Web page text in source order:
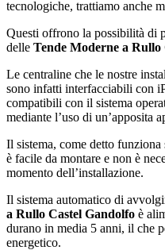
tecnologiche, trattiamo anche
Questi offrono la possibilità di
delle Tende Moderne a Rullo
Le centraline che le nostre
sono infatti interfacciabili con
compatibili con il sistema
mediante l’uso di un’apposita
Il sistema, come detto
è facile da montare e non è
momento dell’installazione.
Il sistema automatico di
a Rullo Castel Gandolfo è
durano in media 5 anni, il che
energetico.